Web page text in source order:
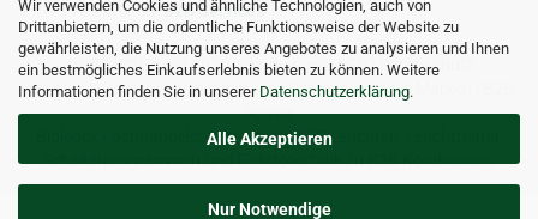
Wir verwenden Cookies und ähnliche Technologien, auch von
Drittanbietern, um die ordentliche Funktionsweise der Website zu
gewährleisten, die Nutzung unseres Angebotes zu analysieren und Ihnen
ein bestmögliches Einkaufserlebnis bieten zu können. Weitere
Informationen finden Sie in unserer Datenschutzerklärung.
Alle Akzeptieren
Nur Notwendige
Und viele weitereB2B Services
© DEL-KO GmbH 2026 |Impressum|AGB| Datenschutz
Kontakt|Vertriebspartner werden|Sitemap|Unsere Marken
Service
Bioledex Fachhandelsplattform für LED Leuchten, Leuchtmittel,
Schalterprogrammen und Elektrotechnik zu B2B Konditionen.